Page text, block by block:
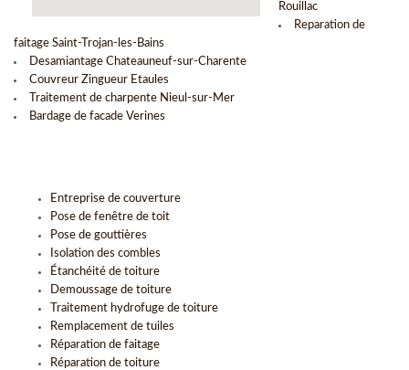
Rouillac
Reparation de
faitage Saint-Trojan-les-Bains
Desamiantage Chateauneuf-sur-Charente
Couvreur Zingueur Etaules
Traitement de charpente Nieul-sur-Mer
Bardage de facade Verines
Entreprise de couverture
Pose de fenêtre de toit
Pose de gouttières
Isolation des combles
Étanchéité de toiture
Demoussage de toiture
Traitement hydrofuge de toiture
Remplacement de tuiles
Réparation de faitage
Réparation de toiture